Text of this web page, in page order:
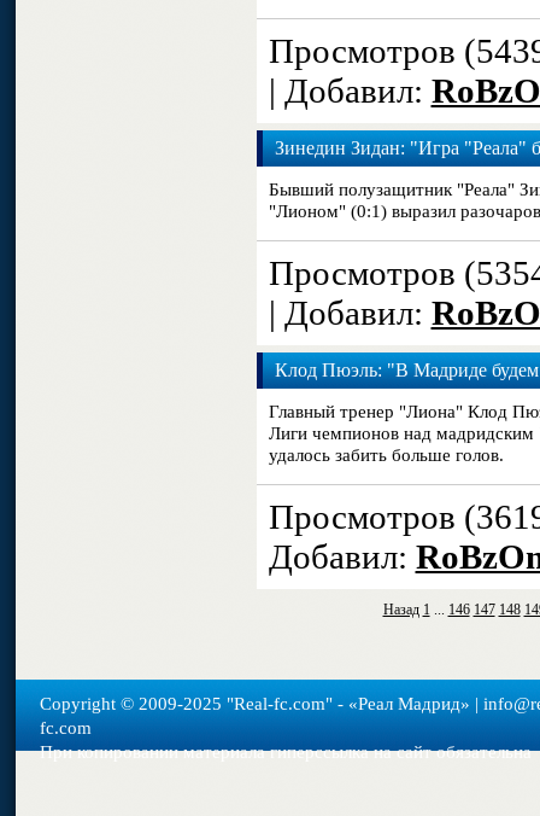
Просмотров
| Добавил:
Зинедин Зидан: "Игра "Реала"
Бывший полузащитник "Реала"
"Лионом" (0:1) выразил
Просмотров
| Добавил:
Клод Пюэль: "В Мадриде будем
Главный тренер "Лиона" Клод
Лиги чемпионов над мадридским
удалось забить больше голов.
Просмотров
Добавил:
Назад 1 ... 146 147 148
Copyright © 2009-2025 "Real-fс.com" - «Реал Мадрид» |
fc.com
При копировании материала гиперссылка на сайт обязательна